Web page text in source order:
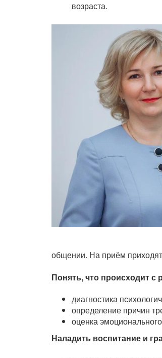
возраста.
общении. На приём
Понять, что происходит с
диагностика
определение причин
оценка
Наладить воспитание и